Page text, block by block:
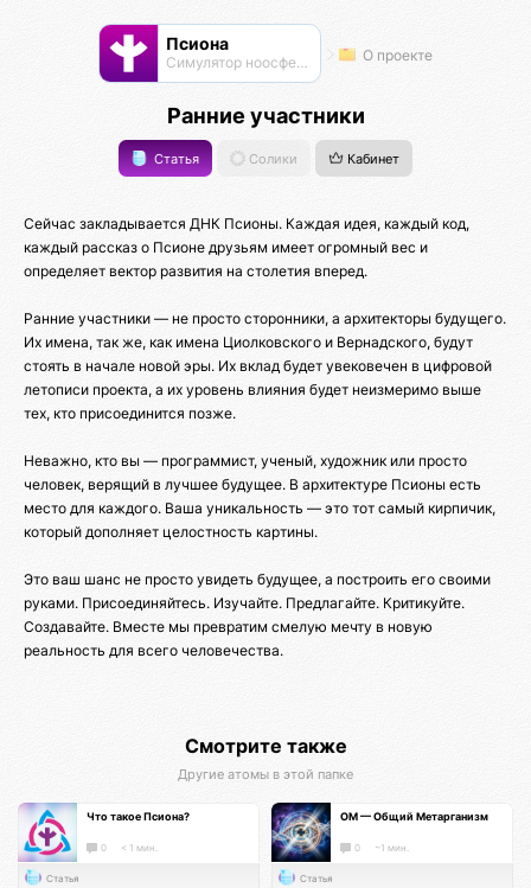
Псиона
Cимулятор ноосферы О проекте
Ранние участники
Статья Солики Кабинет
Сейчас закладывается ДНК Псионы. Каждая идея, каждый код,
каждый рассказ о Псионе друзьям имеет огромный вес и
определяет вектор развития на столетия вперед.
Ранние участники — не просто сторонники, а архитекторы будущего.
Их имена, так же, как имена Циолковского и Вернадского, будут
стоять в начале новой эры. Их вклад будет увековечен в цифровой
летописи проекта, а их уровень влияния будет неизмеримо выше
тех, кто присоединится позже.
Неважно, кто вы — программист, ученый, художник или просто
человек, верящий в лучшее будущее. В архитектуре Псионы есть
место для каждого. Ваша уникальность — это тот самый кирпичик,
который дополняет целостность картины.
Это ваш шанс не просто увидеть будущее, а построить его своими
руками. Присоединяйтесь. Изучайте. Предлагайте. Критикуйте.
Создавайте. Вместе мы превратим смелую мечту в новую
реальность для всего человечества.
Смотрите также
Другие атомы в этой папке
Что такое Псиона?
0 < 1 мин.
Статья
ОМ — Общий Метарганизм
0 ~1 мин.
Статья